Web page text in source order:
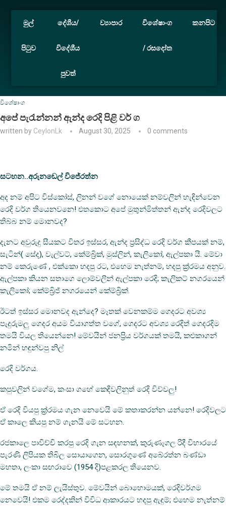
මුල්
පිටුව
දේශීය/
විදේශීය
පුවත්
ව්‍යාපාර විශේෂාංග
/ රසදෝත
කනපිට
විශේෂාංග
අපේ පැරැන්නන් ඇන්ද රෙදි පිළි වර් ග
written by CeylonLk August 30, 2025 0 comments
සටහන..අරුනඩෙල් විජේරත්න
අද නම් අපිට විස්කෝස්, ලිනන් වගේ නොයෙක් නම්වලින් හැඳින්වෙන
රෙදි වර්ග තියෙනවනෙ! එතකොට අපේ මුතුන්මිත්තන් ඇන්ද රෙදිවලට
තිබ්බ නම් මොනවද?
දැනට අවුරුදු සීයකට විතර ඉස්සර, ඇන්ද ප්‍රසිද්ධ රෙදි වර්ග කීපයක් නම්,
සැටින්( සේද), වැල්වට්, කේම්බ්‍රික්, මුස්ලින්, කැලිකෝ, ඇල්පකා යි. මේවා
නම් කෙරුණේ , එක්කො හදපු රට, එහෙම නැත්නම්, හදපු ක්‍ර්‍රමය අනුව.
ඇල්පකා කියන සතාගෙ ලොම්වලින් ඇල්පකා රෙදි; කැලිකට් නගරයෙන්
කැලිකෝ; කේම්බ්‍රිජ් නගරයෙන් කේම්බ්‍රික්.
ඊටත් ඉස්සර මොනවද ඇන්දෙ? මෑතක් වෙනකම්ම ගෙදරට අවශ්‍ය
පැදුරුමලු ගෙදර අයම වියාගත්ත වගේ, ගෙදරට අවශ්‍ය රෙදිත් ගෙදරදිම
තමයි වියල තියෙන්නෙ! මේවයින් ජනප්‍රිය වර්ගයක් තමයි, කළුකාගන්
නමින් හඳුන්වපු නිල්
‍රෙදි වර්ගය.
කපුවලින් වගේම, කංසා ගහේ කෙඳිවලිනුත් රෙදි විව්වලු!
ඒ රෙදි වියපු ක්‍ර්‍රමය ගැන නෙවෙයි මේ කතාකරන්න යන්නෙ! රෙදිවලට
ඒ කාලෙ කියපු නම් ගැනයි මේ සටහන.
රජකාලෙ පාවිච්චි කරපු රෙදි ගැන සඳහනක්, කුරුණෑගල රිදී විහාරයේ
පැරණි ලිපියක තිබිල සොයාගෙන, සොරගුණේ අබේරත්න බණ්ඩා
මහතා, ලංකා සඟරාවෙ (1954 දි)පළකරල තියෙනව.
මේ තමයි ඒ නම් ලැයිස්තුව. මේවයින් බොහොමයක්, රෙදිවර්ගම
නෙවෙයි! එකම රෙද්දකින් විවිධ ආකාරයට හදපු ඇඳුම්; එහෙම නැත්නම්